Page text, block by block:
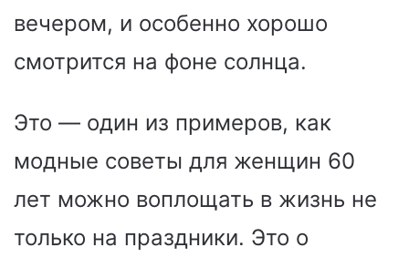
вечером, и особенно хорошо
смотрится на фоне солнца.
Это — один из примеров, как
модные советы для женщин 60
лет можно воплощать в жизнь не
только на праздники. Это о